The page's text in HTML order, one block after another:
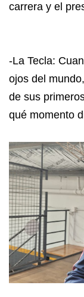
carrera y el
-La Tecla:
ojos del
de sus
qué momento